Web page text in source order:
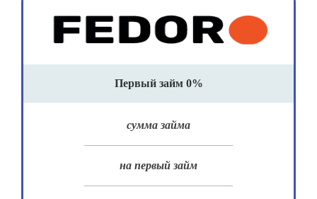
Первый займ 0%
сумма займа
на первый займ